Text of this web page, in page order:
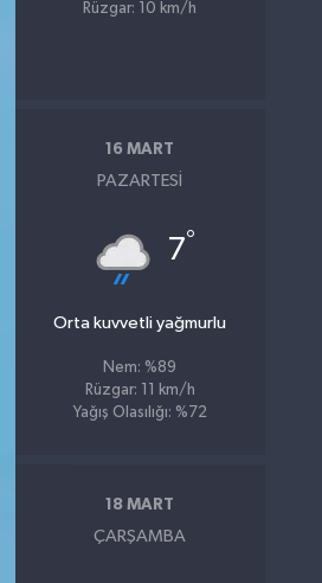
Rüzgar: 10 km/h
16 MART
PAZARTESI
7°
Orta kuvvetli yağmurlu
Nem: %89
Rüzgar: 11 km/h
Yağış Olasılığı: %72
18 MART
ÇARŞAMBA